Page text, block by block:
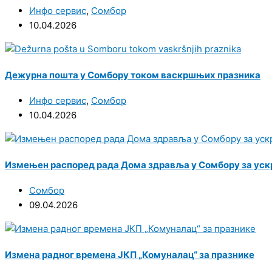
Инфо сервис, Сомбор
10.04.2026
Дежурна пошта у Сомбору током васкршњих празника
Инфо сервис, Сомбор
10.04.2026
Измењен распоред рада Дома здравља у Сомбору за
Сомбор
09.04.2026
Измена радног времена ЈКП „Комуналац“ за празнике